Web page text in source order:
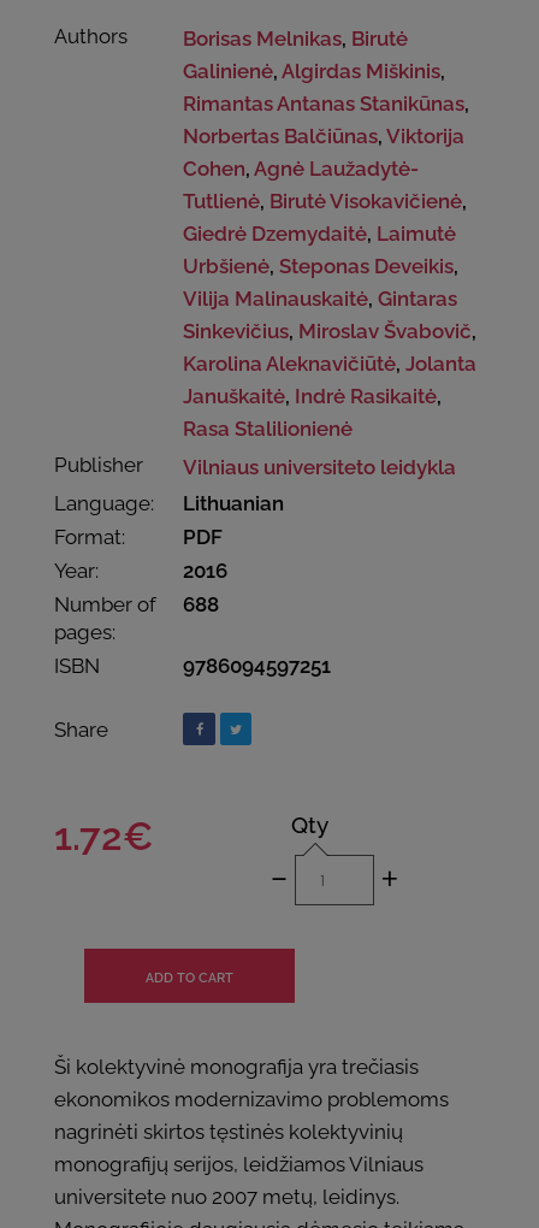
Authors Borisas Melnikas, Birutė
Galinienė,Algirdas Miškinis,
Rimantas Antanas Stanikūnas,
Norbertas Balčiūnas,Viktorija
Cohen,Agnė Laužadytė-
Tutlienė, Birutė Visokavičienė,
Giedrė Dzemydaitė, Laimutė
Urbšienė,Steponas Deveikis,
Vilija Malinauskaitė,Gintaras
Sinkevičius, Miroslav Švabovič,
Karolina Aleknavičiūtė,Jolanta
Januškaitė, Indrė Rasikaitė,
Rasa Stalilionienė
Publisher
Vilniaus universiteto leidykla
Language:
Lithuanian
Format:
PDF
Year:
2016
Number of
pages:
688
ISBN 9786094597251
Share
1.72€ Qty
- +
Ši kolektyvinė monografija yra trečiasis
ekonomikos modernizavimo problemoms
nagrinėti skirtos tęstinės kolektyvinių
monografijų serijos, leidžiamos Vilniaus
universitete nuo 2007 metų, leidinys.